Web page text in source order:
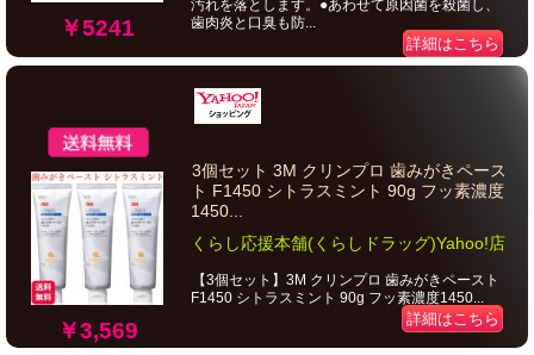
￥5241
汚れを落とします。●あわせて原因菌を殺菌し、
歯肉炎と口臭も防...
詳細はこちら
￥3,569
3個セット 3M クリンプロ 歯みがきペース
ト F1450 シトラスミント 90g フッ素濃度
1450...
くらし応援本舗(くらしドラッグ)Yahoo!店
【3個セット】3M クリンプロ 歯みがきペースト
F1450 シトラスミント 90g フッ素濃度1450...
詳細はこちら